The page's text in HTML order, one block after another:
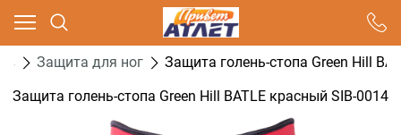
Защита для ног
Защита голень-стопа Green Hill
Защита голень-стопа Green Hill BATLE красный SIB-0014
Ваш город - Москва,
угадали?
ДА НЕТ